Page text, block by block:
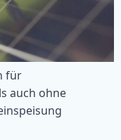
mit
für
auch ohne